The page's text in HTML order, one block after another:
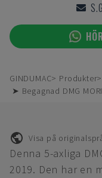
GINDUMAC Produkter
➤ Begagnad DMG
Visa på
Denna 5-axliga
2019. Den har en